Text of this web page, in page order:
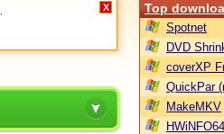
X Top
Spotnet
DVD
coverXP
QuickPar
MakeMKV
HWiNFO64